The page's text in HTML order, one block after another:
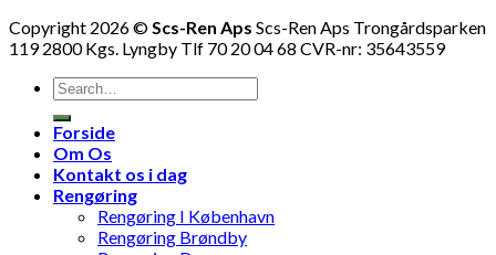
Copyright 2026 ©Scs-Ren Aps Scs-Ren Aps Trongårdsparken
119 2800 Kgs. Lyngby Tlf 70 20 04 68 CVR-nr: 35643559
Forside
Om Os
Kontakt os i dag
Rengøring
Rengøring I København
Rengøring Brøndby